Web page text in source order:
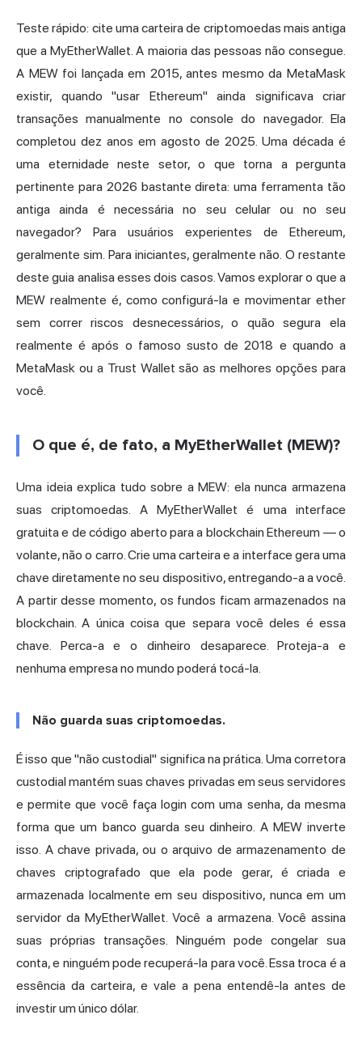
Teste rápido: cite uma carteira de criptomoedas mais antiga
que a MyEtherWallet. A maioria das pessoas não consegue.
A MEW foi lançada em 2015, antes mesmoda MetaMask
existir, quando "usar Ethereum" ainda significava criar
transações manualmente no console do navegador. Ela
completou dez anos em agosto de 2025. Uma década é
uma eternidade neste setor, o que torna a pergunta
pertinente para 2026 bastante direta: uma ferramenta tão
antiga ainda é necessária no seu celular ou no seu
navegador? Para usuários experientes de Ethereum,
geralmente sim. Para iniciantes, geralmente não. O restante
deste guia analisa esses dois casos. Vamos explorar o que a
MEW realmente é, como configurá-la e movimentar ether
sem correr riscos desnecessários, o quão segura ela
realmente é após o famoso susto de 2018 e quando a
MetaMask ou a Trust Wallet são as melhores opções para
você.
O que é, de fato, a MyEtherWallet (MEW)?
Uma ideia explica tudo sobre a MEW: ela nunca armazena
suas criptomoedas. A MyEtherWallet é uma interface
gratuita e de código aberto para a blockchain Ethereum — o
volante, não o carro. Crie uma carteira e a interface gera uma
chave diretamente no seu dispositivo, entregando-a a você.
A partir desse momento, os fundos ficam armazenados na
blockchain. A única coisa que separa você deles é essa
chave. Perca-a e o dinheiro desaparece. Proteja-a e
nenhuma empresa no mundo poderá tocá-la.
Não guarda suas criptomoedas.
É isso que "não custodial" significa na prática. Uma corretora
custodial mantém suas chaves privadas em seus servidores
e permite que você faça login com uma senha, da mesma
forma que um banco guarda seu dinheiro. A MEW inverte
isso. A chave privada, ou o arquivo de armazenamento de
chaves criptografado que ela pode gerar, é criada e
armazenada localmente em seu dispositivo, nunca em um
servidor da MyEtherWallet. Você a armazena. Você assina
suas próprias transações. Ninguém pode congelar sua
conta, e ninguém pode recuperá-la para você. Essa troca é a
essência da carteira, e vale a pena entendê-la antes de
investir um único dólar.